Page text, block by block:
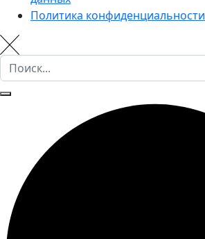
Политика конфиденциальности